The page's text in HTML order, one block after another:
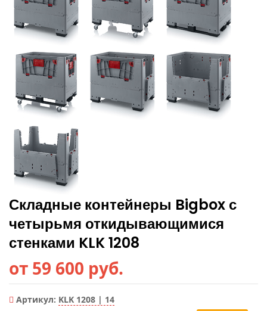
Складные контейнеры Bigbox с
четырьмя откидывающимися
стенками KLK 1208
от 59 600 руб.
Артикул: KLK 1208 | 14